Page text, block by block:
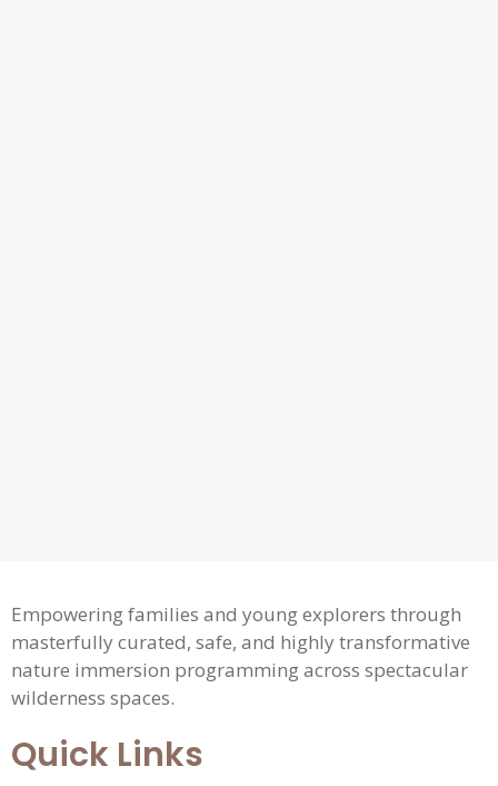
Empowering families and young explorers through
masterfully curated, safe, and highly transformative
nature immersion programming across spectacular
wilderness spaces.
Quick Links